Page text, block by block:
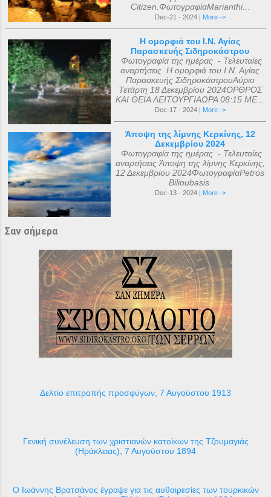
Citizen.ΦωτογραφίαMarianthi...
Dec-21 - 2024 | More ->
Η ομορφιά του Ι.Ν. Αγίας
Παρασκευής Σιδηροκάστρου
Φωτογραφία της ημέρας - Τελευταίες
αναρτήσεις Η ομορφιά του Ι.Ν. Αγίας
Παρασκευής ΣιδηροκάστρουΑύριο
Τετάρτη 18 Δεκεμβρίου 2024ΟΡΘΡΟΣ
ΚΑΙ ΘΕΙΑ ΛΕΙΤΟΥΡΓΙΑΩΡΑ 08:15 ΜΕ...
Dec-17 - 2024 | More ->
Άποψη της λίμνης Κερκίνης, 12
Δεκεμβρίου 2024
Φωτογραφία της ημέρας - Τελευταίες
αναρτήσεις Άποψη της λίμνης Κερκίνης,
12 Δεκεμβρίου 2024ΦωτογραφίαPetros
Bilioubasis
Dec-13 - 2024 | More ->
Σαν σήμερα
Δελτίο επιτροπής προσφύγων, 7 Αυγούστου 1913
Γενική συνέλευση των χριστιανών κατοίκων της Τζουμαγιάς
(Ηράκλειας), 7 Αυγούστου 1894
Ο Ιωάννης Βρατσάνος έγραψε για τις αυθαιρεσίες των τουρκικών